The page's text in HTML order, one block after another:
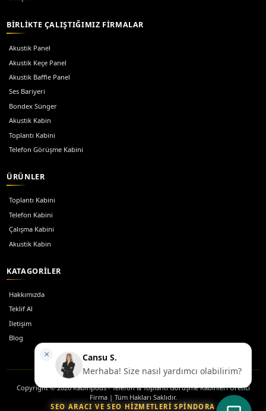
Akustik kabin Nedir? Fiyatları ve Özellikleri
Akustik kabin nedir? Akustik kabin, Akustik kabinler, genel
tasarlanmış ekonomik v. 115.000 TL'den başlayan fiyatlarla.
Yazıyı oku